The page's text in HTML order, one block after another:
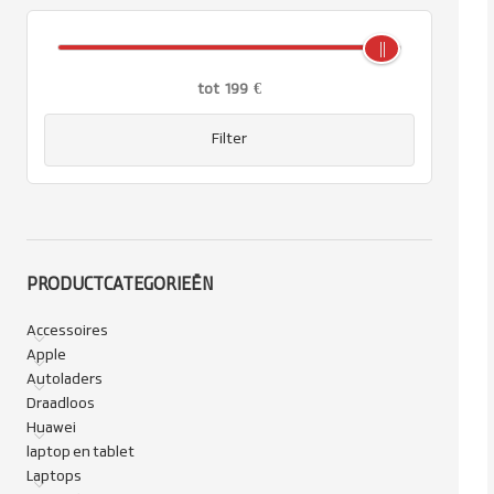
€
199
tot
Filter
PRODUCTCATEGORIEËN
Accessoires
Apple
Autoladers
Draadloos
Huawei
laptop en tablet
Laptops